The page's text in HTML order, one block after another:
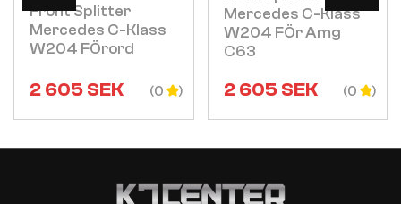
Front Splitter
Mercedes C-Klass
W204 FÖrord
2 605SEK (0
Mercedes C-Klass
W204 FÖr Amg
C63
2 605SEK (0